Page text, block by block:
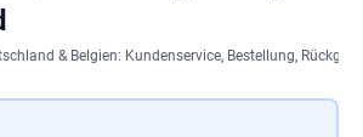
& Belgien: Kundenservice, Bestellung,